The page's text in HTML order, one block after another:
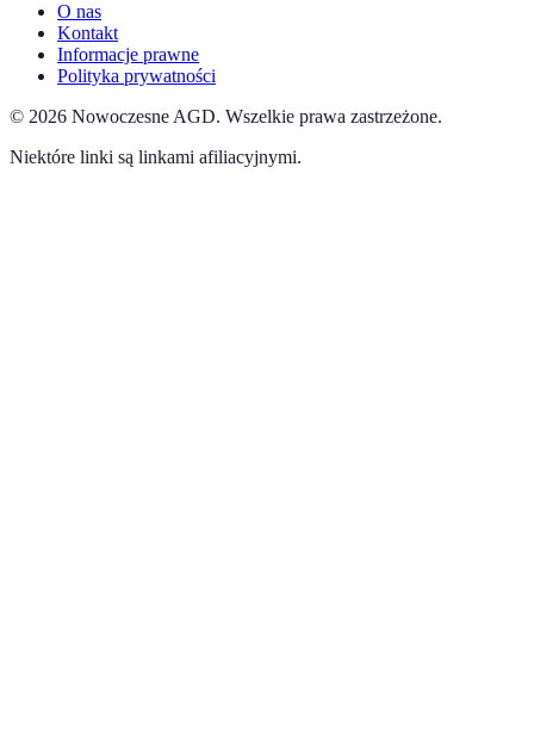
O nas
Kontakt
Informacje prawne
Polityka prywatności
© 2026 Nowoczesne AGD. Wszelkie prawa zastrzeżone.
Niektóre linki są linkami afiliacyjnymi.